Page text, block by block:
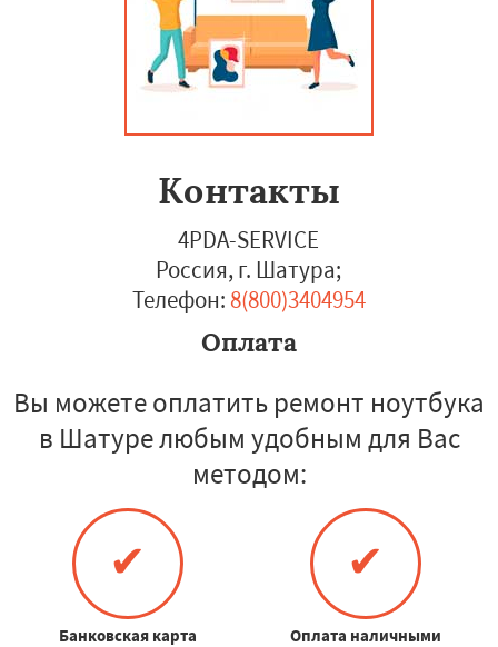
Контакты
4PDA-SERVICE
Россия, г. Шатура;
Телефон: 8(800)3404954
Оплата
Вы можете оплатить ремонт ноутбука
в Шатуре любым удобным для Вас
методом:
✔
Банковская карта
✔
Оплата наличными